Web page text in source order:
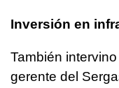
Inversión en
También
gerente del